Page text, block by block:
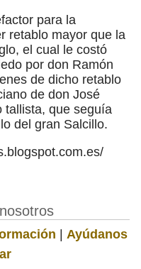
para la
retablo mayor que la
el cual le costó
por don Ramón
de dicho retablo
de don José
tallista, que seguía
del gran Salcillo.
| Ayúdanos